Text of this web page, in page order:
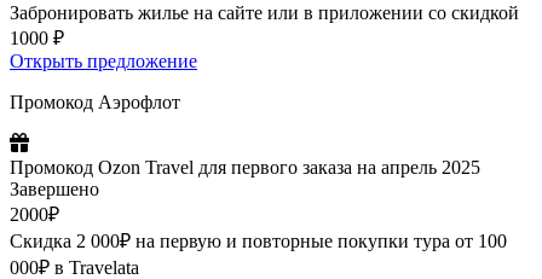
Забронировать жилье на сайте или в приложении со скидкой
1000 ₽
Открыть предложение
Промокод Аэрофлот
Промокод Ozon Travel для первого заказа на апрель 2025
Завершено
2000₽
Скидка 2 000₽ на первую и повторные покупки тура от 100
000₽ в Travelata